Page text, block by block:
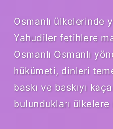
Osmanlı ülkelerinde
Yahudiler fetihlere
Osmanlı Osmanlı
hükümeti, dinleri
baskı ve baskıyı
bulundukları ülkelere